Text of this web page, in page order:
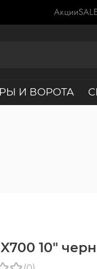
Акции
И ВОРОТА
10"